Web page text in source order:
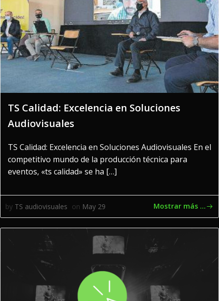
TS Calidad: Excelencia en Soluciones
Audiovisuales
TS Calidad: Excelencia en Soluciones Audiovisuales En el
competitivo mundo de la producción técnica para
eventos, «ts calidad» se ha […]
by TS audiovisuales on May 29 Mostrar más ...